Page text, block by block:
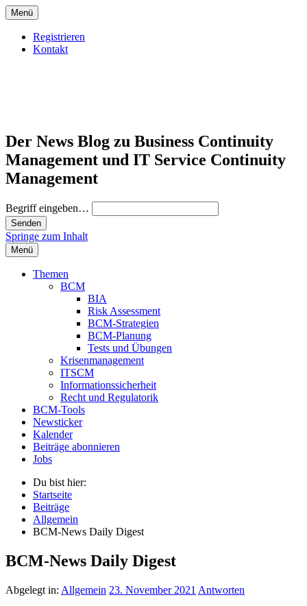
Menü
Registrieren
Kontakt
Der News Blog zu Business Continuity
Management und IT Service Continuity
Management
Begriff eingeben…
Springe zum Inhalt
Menü
Themen
BCM
BIA
Risk Assessment
BCM-Strategien
BCM-Planung
Tests und Übungen
Krisenmanagement
ITSCM
Informationssicherheit
Recht und Regulatorik
BCM-Tools
Newsticker
Kalender
Beiträge abonnieren
Jobs
Du bist hier:
Startseite
Beiträge
Allgemein
BCM-News Daily Digest
BCM-News Daily Digest
Abgelegt in: Allgemein 23. November 2021 Antworten